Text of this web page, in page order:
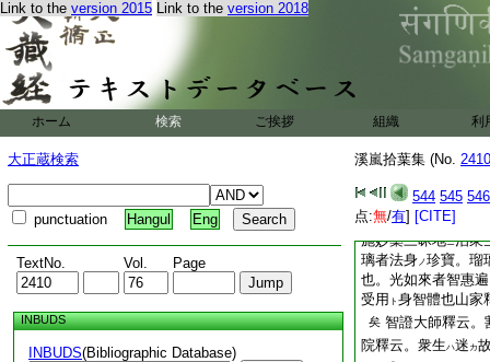
Link to the version 2015 Link to the version 2018
ホーム 検索 ご挨拶 組織 利
大正蔵検索
punctuation Hangul Eng
TextNo. Vol. Page
INBUDS
INBUDS(Bibliographic Database)
溪嵐拾葉集 (No.
544 545 546
点:無/有] [CITE]
ニ祕
之不
祕。唯佛自知玉フヲ 名
ナルヲ名テ 爲祕ト。
足
又云三身
身遍スト一切處ニ
。
一。根本中堂藥師
瑠璃光如來 私云。
施妙藥三昧地ニ治衆
璃者法身ノ珍寶。瑠
也。光如來者智惠
受用 ト 身智體也山家
矣 智證大師釋云。
院釋云。衆生ハ迷 カ